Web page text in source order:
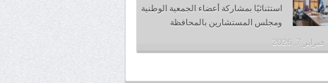
استثنائيًا بمشاركة أعضاء الجمعية الوطنية
ومجلس المستشارين بالمحافظة
فبراير 7, 2026